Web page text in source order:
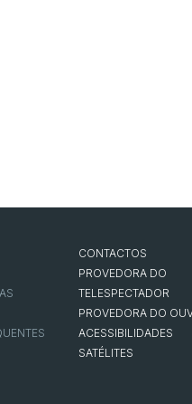
CONTACTOS
PROVEDORA DO
TELESPECTADOR
PROVEDORA DO
ACESSIBILIDADES
SATÉLITES